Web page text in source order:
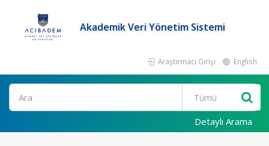
Akademik Veri Yönetim Sistemi
Araştırmacı Girişi English
Ara
Detaylı Arama